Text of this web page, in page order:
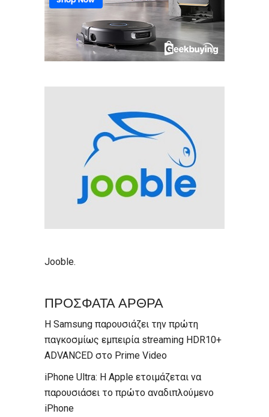
Jooble.
ΠΡΟΣΦΑΤΑ ΑΡΘΡΑ
Η Samsung παρουσιάζει την πρώτη
παγκοσμίως εμπειρία streaming HDR10+
ADVANCED στο Prime Video
iPhone Ultra: Η Apple ετοιμάζεται να
παρουσιάσει το πρώτο αναδιπλούμενο
iPhone